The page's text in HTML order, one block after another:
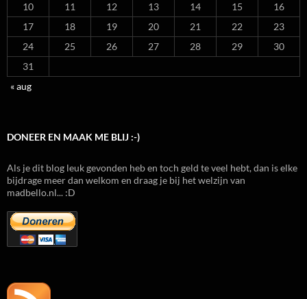
10
11 12 13 14 15
16
17
18 19 20 21 22
23
24
25 26 27 28 29
30
31
« aug
DONEER EN MAAK ME BLIJ :-)
Als je dit blog leuk gevonden heb en toch geld te veel hebt, dan is elke
bijdrage meer dan welkom en draag je bij het welzijn van
madbello.nl... :D